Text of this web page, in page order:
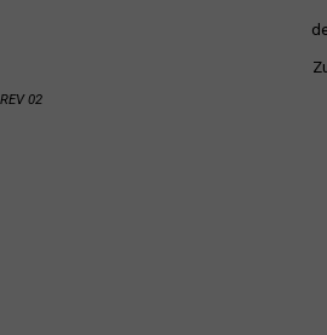
REV 02